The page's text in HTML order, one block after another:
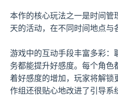
本作的核心玩法之一是时间
天的活动，在不同时间地点与
游戏中的​​互动手段丰富多彩​​
务都能提升好感度。每个角
着好感度的增加，玩家将解锁
作组还很贴心地改进了引导